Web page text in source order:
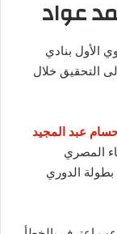
عواد
الأول بنادي
التحقيق خلال
عبد المجيد
المصري
الدوري